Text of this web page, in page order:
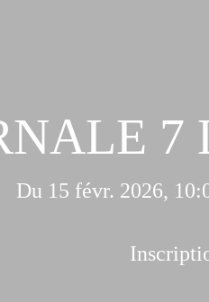
7
Du 15 févr. 2026,